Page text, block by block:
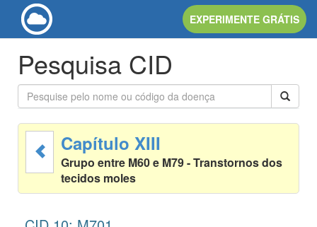
EXPERIMENTE GRÁTIS
Pesquisa CID
Capítulo XIII
Grupo entre M60 e M79 - Transtornos dos
tecidos moles